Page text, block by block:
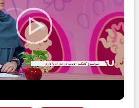
Play
Video